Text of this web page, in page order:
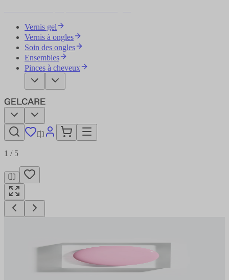
Vernis gel
Vernis à ongles
Soin des ongles
Ensembles
Pinces à cheveux
1 / 5